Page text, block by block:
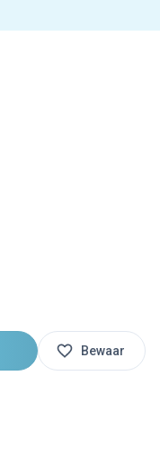
Bewaar